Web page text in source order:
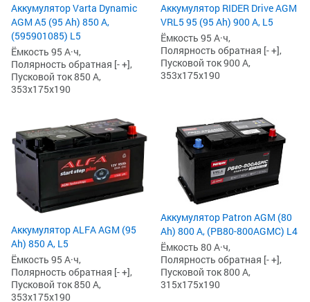
Аккумулятор Varta Dynamic
AGM A5 (95 Ah) 850 А,
(595901085) L5
Ёмкость 95 А·ч,
Полярность обратная [- +],
Пусковой ток 850 А,
353x175x190
Аккумулятор RIDER Drive AGM
VRL5 95 (95 Ah) 900 А, L5
Ёмкость 95 А·ч,
Полярность обратная [- +],
Пусковой ток 900 А,
353x175x190
Аккумулятор ALFA AGM (95
Ah) 850 А, L5
Ёмкость 95 А·ч,
Полярность обратная [- +],
Пусковой ток 850 А,
353x175x190
Аккумулятор Patron AGM (80
Ah) 800 А, (PB80-800AGMC) L4
Ёмкость 80 А·ч,
Полярность обратная [- +],
Пусковой ток 800 А,
315x175x190